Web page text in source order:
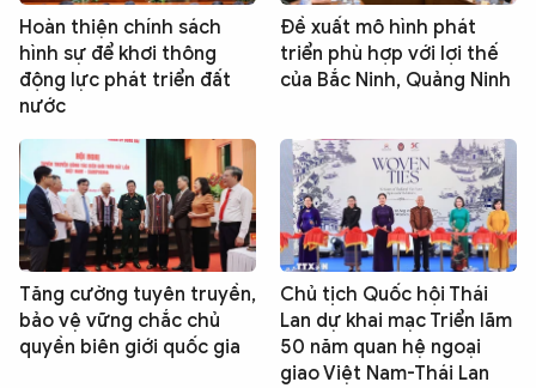
Hoàn thiện chính sách
hình sự để khơi thông
động lực phát triển đất
nước
Đề xuất mô hình phát
triển phù hợp với lợi thế
của Bắc Ninh, Quảng Ninh
Tăng cường tuyên truyền,
bảo vệ vững chắc chủ
quyền biên giới quốc gia
Chủ tịch Quốc hội Thái
Lan dự khai mạc Triển lãm
50 năm quan hệ ngoại
giao Việt Nam-Thái Lan